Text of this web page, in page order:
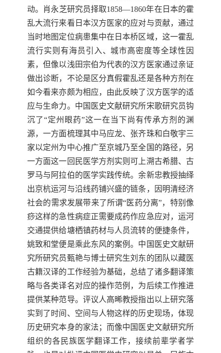
动。肖永芝研究员择取1858—1860年在日本的霍
乱大流行来看日本汉方医家的应对与贡献，通过
当时地图定位病患集中在日本桥区域，这一霍乱
流行实则有海员引入、城市高密度等全球性因
素，但像以浅田宗伯为代表的汉方医家通过亲证
做出诊断，不论是区分真假霍乱还是各种方剂在
如今看来亦颇为相应，由此反映了汉方医学的适
应与生命力。中国医史文献研究所宋歌研究员钩
沉了“定州眼药”这一在当下尚有传承方剂的渊
源，一方面梳理其中马应龙、 张齐珠和白敬宇三
家以定州为中心推广至京城乃至全国的路径，另
一方面这一回民医学方剂实则可上溯古希腊、古
罗马与阿拉伯的医学实践传统。余新忠教授抽绎
出京杭运河与沿线药铺兴盛的链条，因明清经济
社会的需求发展带来了所谓“医药分离”，特别像
痧这样的急性病症正需要成药作应急应对，运河
交通提供给塘栖镇药材与人员流转的便捷条件，
姚致和堂便是乘此东风的案例。中国医史文献研
究所研究员甄艳与博士研究生刘东的团队以藏医
古籍汉译的工作经验为基础，总结了诸多翻译策
略与各类译名对应的操作范例，为后续工作推进
提供某种范导。评议人高晞教授指出以上研究落
实到了时间、空间与人物这样的历史现场，体现
历史研究本身的家法；而像中国医史文献研究所
组织的各民族医学翻译工作，接续前辈学者学